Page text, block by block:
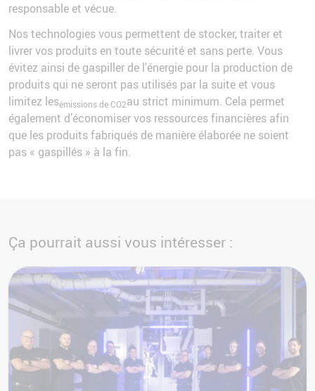
responsable et vécue.
Nos technologies vous permettent de stocker, traiter et
livrer vos produits en toute sécurité et sans perte. Vous
évitez ainsi de gaspiller de l'énergie pour la production de
produits qui ne seront pas utilisés par la suite et vous
limitez lesémissions de CO2au strict minimum. Cela permet
également d’économiser vos ressources financières afin
que les produits fabriqués de manière élaborée ne soient
pas « gaspillés » à la fin.
Ça pourrait aussi vous intéresser :